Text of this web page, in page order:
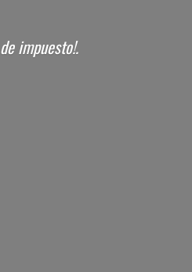
de impuesto!.